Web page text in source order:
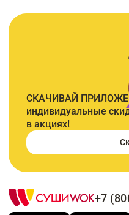
СКАЧИВАЙ
индивидуальные
в акциях!
+7